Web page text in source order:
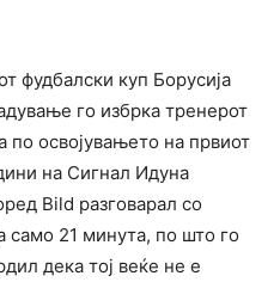
фудбалски куп Борусија
го избрка тренерот
освојувањето на првиот
на Сигнал Идуна
Bild разговарал со
само 21 минута, по што го
дека тој веќе не е